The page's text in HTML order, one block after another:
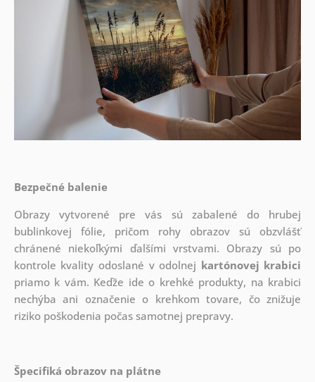
Bezpečné balenie
Obrazy vytvorené pre vás sú zabalené do hrubej
bublinkovej fólie, pričom rohy obrazov sú obzvlášť
chránené niekoľkými ďalšími vrstvami. Obrazy sú po
kontrole kvality odoslané v odolnej kartónovej krabici
priamo k vám. Keďže ide o krehké produkty, na krabici
nechýba ani označenie o krehkom tovare, čo znižuje
riziko poškodenia počas samotnej prepravy.
Špecifiká obrazov na plátne